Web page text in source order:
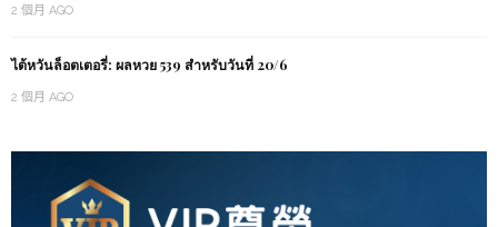
2 個月 AGO
ไต้หวันล็อตเตอรี่: ผลหวย 539 สำหรับวันที่ 20/6
2 個月 AGO